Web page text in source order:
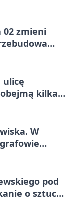
02 zmieni
ulicę
kilka
W
pod
o sztuce i